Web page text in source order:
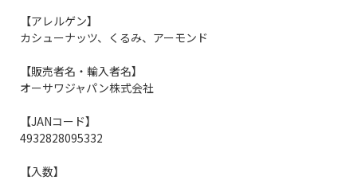
【アレルゲン】
カシューナッツ、くるみ、アーモンド
【販売者名・輸入者名】
オーサワジャパン株式会社
【JANコード】
4932828095332
【入数】